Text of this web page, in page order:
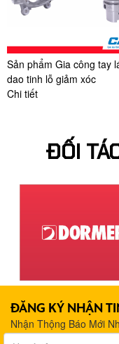
Sản phẩm Gia công tay
dao tinh lỗ giảm xóc
Chi tiết
ĐỐI
ĐĂNG KÝ NHẬN
Nhận Thộng Báo Mới